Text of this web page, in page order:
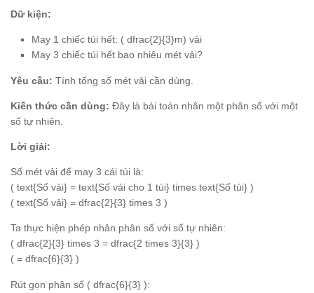
Dữ kiện:
May 1 chiếc túi hết: ( dfrac{2}{3}m) vải
May 3 chiếc túi hết bao nhiêu mét vải?
Yêu cầu: Tính tổng số mét vải cần dùng.
Kiến thức cần dùng: Đây là bài toán nhân một phân số với một
số tự nhiên.
Lời giải:
Số mét vải để may 3 cái túi là:
( text{Số vải} = text{Số vải cho 1 túi} times text{Số túi} )
( text{Số vải} = dfrac{2}{3} times 3 )
Ta thực hiện phép nhân phân số với số tự nhiên:
( dfrac{2}{3} times 3 = dfrac{2 times 3}{3} )
( = dfrac{6}{3} )
Rút gọn phân số ( dfrac{6}{3} ):